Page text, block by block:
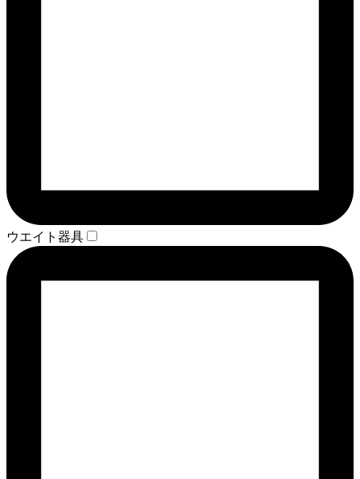
ウエイト器具